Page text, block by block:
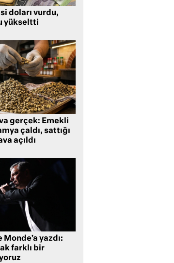
doları vurdu,
yükseltti
gerçek: Emekli
çaldı, sattığı
açıldı
yazdı:
farklı bir